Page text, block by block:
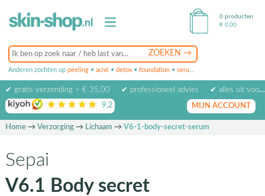
Anderen zochten op peeling • acné • detox • foundation • serum
0 producten
€ 0,00
✔ gratis verzending > € 35,00 ✔ professioneel advies
✔ alles uit voorraad leverbaar
9,2 op basis van beoordelingen
MIJN ACCOUNT
Home→ Verzorging→ Lichaam → V6-1-body-secret-serum
Sepai
V6.1 Body secret